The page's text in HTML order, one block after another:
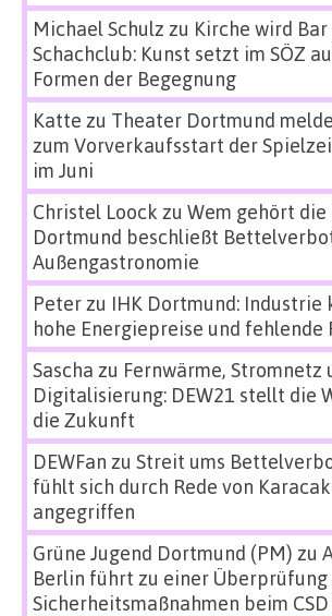
Michael Schulz zu Kirche wird
Schachclub: Kunst setzt im SÖZ
Formen der Begegnung
Katte zu Theater Dortmund
zum Vorverkaufsstart der
im Juni
Christel Loock zu Wem gehört
Dortmund beschließt
Außengastronomie
Peterzu IHK Dortmund: Industrie
hohe Energiepreise und
Sascha zu Fernwärme, Stromnetz
Digitalisierung: DEW21 stellt die
die Zukunft
DEWFan zu Streit ums
fühlt sich durch Rede von
angegriffen
Grüne Jugend Dortmund (PM) zu
Berlin führt zu einer Überprüfung
Sicherheitsmaßnahmen beim